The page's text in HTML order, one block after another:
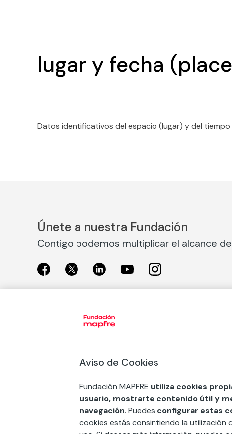
lugar y fecha
Datos identificativos del espacio (lugar) y del
Únete a nuestra Fundación
Contigo podemos multiplicar el alcance
Exposiciones en Barcelona
COMPRAR ENTRADA
Premios y
FSE+
Aviso de Cookies
Fundación MAPFRE utiliza cookies
usuario, mostrarte contenido útil y
navegación. Puedes configurar estas
cookies estás consintiendo la utilización